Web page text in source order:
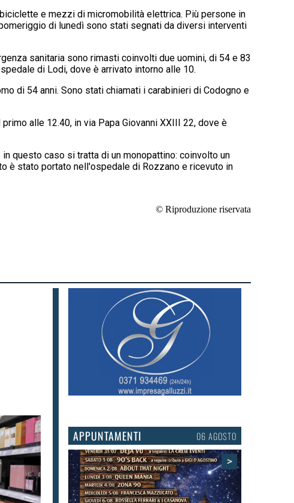
e mezzi di micromobilità elettrica. Più persone in
di lunedì sono stati segnati da diversi interventi
sanitaria sono rimasti coinvolti due uomini, di 54 e 83
di Lodi, dove è arrivato intorno alle 10.
di 54 anni. Sono stati chiamati i carabinieri di Codogno e
alle 12.40, in via Papa Giovanni XXIII 22, dove è
questo caso si tratta di un monopattino: coinvolto un
è stato portato nell'ospedale di Rozzano e ricevuto in
© Riproduzione riservata
APPUNTAMENTI 03 AGOSTO
>